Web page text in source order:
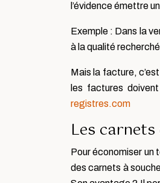
l’évidence émettre
Exemple : Dans la
à la qualité
Mais la facture,
les factures
registres.com
Les
Pour économiser un
des carnets à